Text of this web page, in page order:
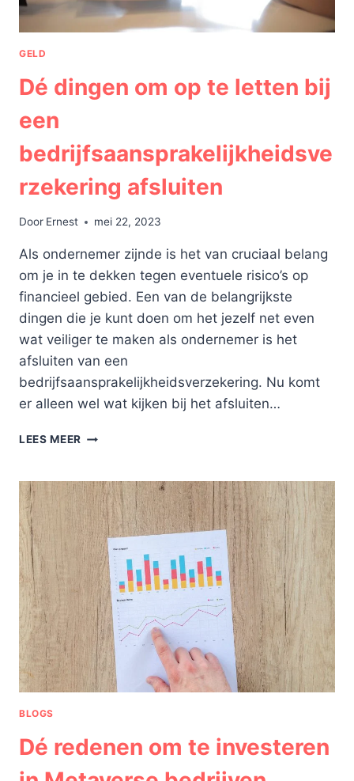
GELD
Dé dingen om op te letten bij
een
bedrijfsaansprakelijkheidsve
rzekering afsluiten
Door Ernest mei 22, 2023
Als ondernemer zijnde is het van cruciaal belang
om je in te dekken tegen eventuele risico’s op
financieel gebied. Een van de belangrijkste
dingen die je kunt doen om het jezelf net even
wat veiliger te maken als ondernemer is het
afsluiten van een
bedrijfsaansprakelijkheidsverzekering. Nu komt
er alleen wel wat kijken bij het afsluiten…
LEES MEER DÉ
OP
TE
LETTEN
BIJ
EEN
BEDRIJFSAANSPRAKELIJKHEIDSVERZEKERING
AFSLUITEN
BLOGS
Dé redenen om te investeren